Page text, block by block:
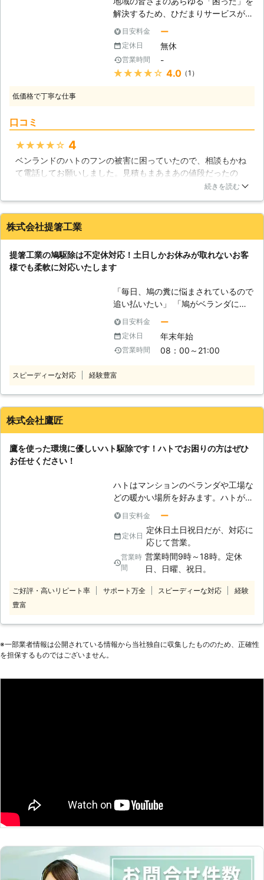
キジバトは狩猟期間内であれば1日10
羽まで捕獲可能。 ・意図的に衰弱さ
生命を脅かす行為の禁止。(箒で追い
払う等) ・卵や巣を採取、移動させる
行為の禁止こういった駆除行為を勝手
番は、日本全国に数多くの加盟店が提
携していますので、安心してお任せ出
来ます。 もちろん、24時間365日対
応ですので、鳩被害でお困りのことが
ありましたらいつでもご相談を！ 無
ます。
解決するため、ひだまりサービスが全
力を尽くします！街中でも郊外でも非
常にひんぱんに目にする動物、ハトは
カラスと並んで私たちの生活に密着し
て生きています。カラスのように生ゴ
ミを漁るということはありませんが、
糞のある場所に、繰り返し糞を落とし
ていきます。また、1日の中で周回す
るルートを決めていて、そこに含まれ
ている場所にはかなりの執着を持って
止まろうとします。そのためその場所
除が大変ですが、汚れるという以外に
も衛生的に大きな問題があります。そ
れは感染症の原因となるということで
す。ハトの糞には多くの細菌やウイル
スが含まれており、それを吸い込むこ
とで健康被害をもたらすことがありま
す。糞は風に運ばれて周辺に飛散しま
すので、住人だけでなく地域としての
問題ともなります。もちろん、ハトの
宅に移ってしまうこともあります。こ
さまをお守りしますのでぜひひだまり
サービスをご利用ください。
目安料金 ー
定休日 無休
営業時間 -
★★★★★ 4.0（1）
低価格で丁寧な仕事
口コミ
★★★★★ 4
ベンランドのハトのフンの被害に困っていたので、相談もかね
て電話してお願いしました。見積もまあまあの値段だったの
で、主人に了解を得てここに決めました。見積もはやかったの
しスタッフの方が不愛想だったので、もうちょっと元気に挨拶
してくれればいいかなと思いました。また、その後もハトが何
静岡県 浜松市南区 2016年12月14日
続きを読む
株式会社提箸工業
提箸工業の鳩駆除は不定休対応！土日しかお休みが取れないお客
様でも柔軟に対応いたします
「毎日、鳩の糞に悩まされているので
追い払いたい」 「鳩がベランダに出
没して鬱陶しいので駆除したい」
「自宅の窓付近に鳩の巣があるので除
去したい」 上記のように鳩に関する
ことでお悩みではありませんか。 し
鳥獣保護法によって、罰せられる恐れ
るので、どうしたらいいのか……」 そ
県や神奈川県を中心としたお住いのお
客様から鳩駆除のご依頼を多くいただ
いております。 【提箸工業の魅力】
弊社にはお客様に選ばれる理由がござ
います。 ●弊社は土日祝日や早朝の
時間帯に対応！お客様の都合に合わせ
て伺います 「平日は仕事が忙しく
て、業者に鳩駆除の依頼ができない」
「日曜日に鳩駆除業者に電話しても定
間帯にも対応しております。 そのた
応することが可能です。もしも自宅の
対策の内容は下記の通りです。 ▼忌
避剤の設置 忌避剤には鳩が嫌う臭い
があるため、追い払うことができま
うに針を設置します。 ▼ネット取付
ネットを張ることで鳩の侵入を防ぐこ
とができます。 お客様のお悩みに合
目安料金 ー
定休日 年末年始
営業時間 08：00～21:00
スピーディーな対応 経験豊富
株式会社鷹匠
鷹を使った環境に優しいハト駆除です！ハトでお困りの方はぜひ
お任せください！
ハトはマンションのベランダや工場な
どの暖かい場所を好みます。ハトが安
くって場所によっては年に何度も繁殖
します。そして、一度巣をつくると帰
巣本能や縄張り意識によりその場所に
しつこく執着して、簡単には出ていき
ません。また、長期間滞在することに
なるので大量の糞や騒音などの被害が
大きくなります。ハトの糞は健康被害
弊社にお任せください。鳥類の食物連
目安料金 ー
定休日
定休日土日祝日だが、対応に
応じて営業。
営業時
間
営業時間9時～18時。定休
日、日曜、祝日。
ご好評・高いリピート率 サポート万全 スピーディーな対応
経験
豊富
※⼀部業者情報は公開されている情報から当社独⾃に収集したもののため、正確性
を担保するものではございません。